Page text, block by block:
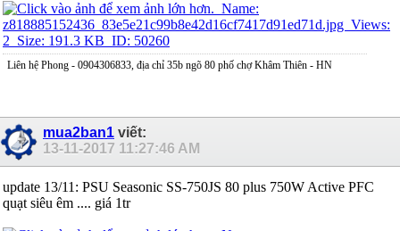
Liên hệ Phong - 0904306833, địa chỉ 35b ngõ 80 phố chợ Khâm Thiên - HN
mua2ban1 viết:
13-11-2017 11:27:46 AM
update 13/11: PSU Seasonic SS-750JS 80 plus 750W Active PFC
quạt siêu êm .... giá 1tr